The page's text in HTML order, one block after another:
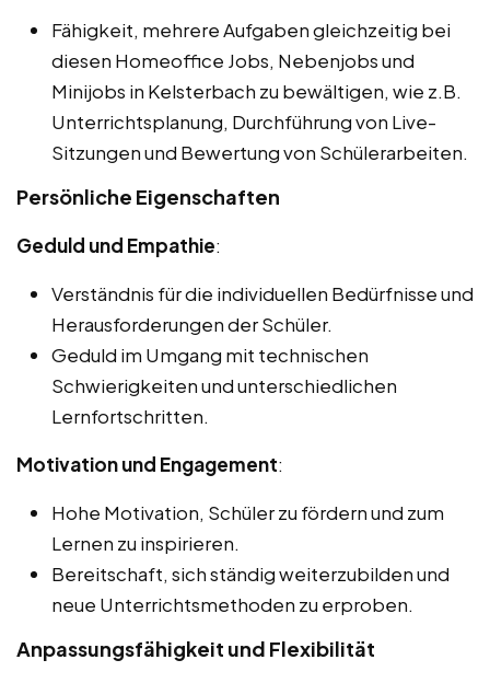
Fähigkeit, mehrere Aufgaben gleichzeitig bei
diesen Homeoffice Jobs, Nebenjobs und
Minijobs in Kelsterbach zu bewältigen, wie z.B.
Unterrichtsplanung, Durchführung von Live-
Sitzungen und Bewertung von Schülerarbeiten.
Persönliche Eigenschaften
Geduld und Empathie:
Verständnis für die individuellen Bedürfnisse und
Herausforderungen der Schüler.
Geduld im Umgang mit technischen
Schwierigkeiten und unterschiedlichen
Lernfortschritten.
Motivation und Engagement:
Hohe Motivation, Schüler zu fördern und zum
Lernen zu inspirieren.
Bereitschaft, sich ständig weiterzubilden und
neue Unterrichtsmethoden zu erproben.
Anpassungsfähigkeit und Flexibilität